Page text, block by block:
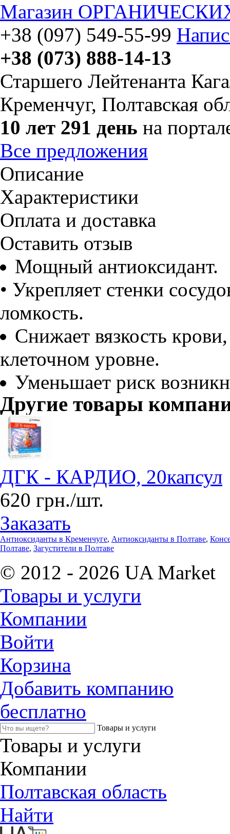
Магазин
+38 (097) 549-55-99
+38 (073) 888-14-13
Старшего Лейтенанта
Кременчуг, Полтавская
10 лет 291 день на
Все предложения
Описание
Характеристики
Оплата и доставка
Оставить отзыв
Мощный антиоксидант.
• Укрепляет стенки
ломкость.
Снижает вязкость
клеточном уровне.
Уменьшает риск
Другие товары
ДГК - КАРДИО, 20капсул
620 грн./шт.
Заказать
Антиоксиданты в Кременчуге, Антиоксиданты в Полтаве,
Полтаве, Загустители в Полтаве
© 2012 - 2026 UA Market
Товары и услуги
Компании
Войти
Корзина
Добавить компанию
бесплатно
Товары и услуги
Товары и услуги
Компании
Полтавская область
Найти